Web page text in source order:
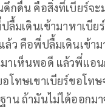
ดื่น คือสิ่งที่เบียร์จะ
ลื้มเดินเข้ามาหาเบีย
ว คือพี่ปลื้มเดินเข้าม
าเห็นพอดี แล้วพี่แอน
โทษเขาเบียร์ขอโท
น ถ้ามันไม่ได้ออกมา